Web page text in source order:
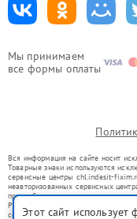
Мы принимаем
все формы оплаты
Вся информация на сайте носит
Товарные знаки используются
сервисные центры chl.indesit-
неавторизованных сервисных
правообладателями товарных
Ремонт осуществляется для
со статьей 1487 ГК РФ.
Этот сайт